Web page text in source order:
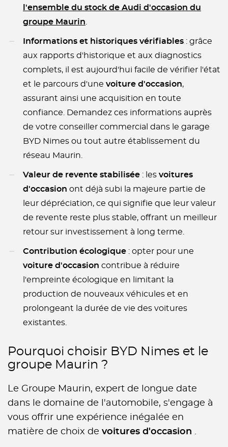
l'ensemble du stock de Audi d'occasion du
groupe Maurin
Informations et historiques vérifiables : grâce
aux rapports d'historique et aux diagnostics
complets, il est aujourd'hui facile de vérifier l'état
et le parcours d'une voiture d'occasion,
assurant ainsi une acquisition en toute
confiance. Demandez ces informations auprès
de votre conseiller commercial dans le garage
BYD Nimes ou tout autre établissement du
réseau Maurin.
Valeur de revente stabilisée : les voitures
d'occasion ont déjà subi la majeure partie de
leur dépréciation, ce qui signifie que leur valeur
de revente reste plus stable, offrant un meilleur
retour sur investissement à long terme.
Contribution écologique : opter pour une
voiture d'occasion contribue à réduire
l'empreinte écologique en limitant la
production de nouveaux véhicules et en
prolongeant la durée de vie des voitures
existantes.
Pourquoi choisir BYD Nimes et le
groupe Maurin ?
Le Groupe Maurin, expert de longue date
dans le domaine de l'automobile, s'engage à
vous offrir une expérience inégalée en
matière de choix de voitures d'occasion .